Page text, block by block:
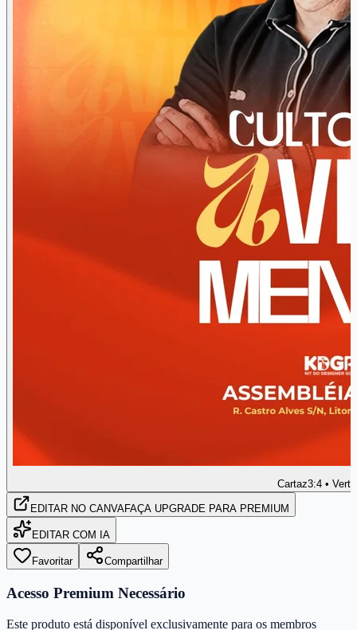
Cartaz3:4 •
EDITAR NO CANVAFAÇA UPGRADE PARA PREMIUM
EDITAR COM IA
Favoritar Compartilhar
Acesso Premium Necessário
Este produto está disponível exclusivamente para os membros